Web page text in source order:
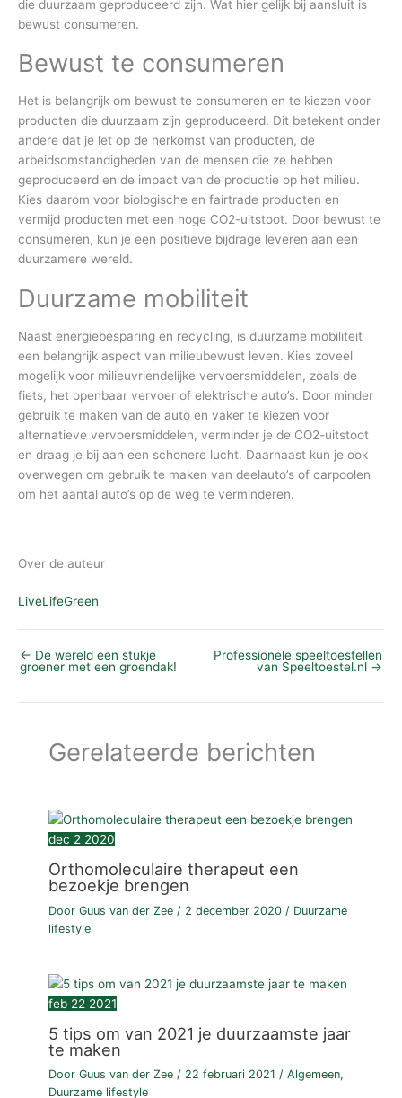
die duurzaam geproduceerd zijn. Wat hier gelijk bij aansluit is
bewust consumeren.
Bewust te consumeren
Het is belangrijk om bewust te consumeren en te kiezen voor
producten die duurzaam zijn geproduceerd. Dit betekent onder
andere dat je let op de herkomst van producten, de
arbeidsomstandigheden van de mensen die ze hebben
geproduceerd en de impact van de productie op het milieu.
Kies daarom voor biologische en fairtrade producten en
vermijd producten met een hoge CO2-uitstoot. Door bewust te
consumeren, kun je een positieve bijdrage leveren aan een
duurzamere wereld.
Duurzame mobiliteit
Naast energiebesparing en recycling, is duurzame mobiliteit
een belangrijk aspect van milieubewust leven. Kies zoveel
mogelijk voor milieuvriendelijke vervoersmiddelen, zoals de
fiets, het openbaar vervoer of elektrische auto’s. Door minder
gebruik te maken van de auto en vaker te kiezen voor
alternatieve vervoersmiddelen, verminder je de CO2-uitstoot
en draag je bij aan een schonere lucht. Daarnaast kun je ook
overwegen om gebruik te maken van deelauto’s of carpoolen
om het aantal auto’s op de weg te verminderen.
Over de auteur
LiveLifeGreen
← De wereld een stukje
groener met een groendak!
Professionele speeltoestellen
van Speeltoestel.nl →
Gerelateerde berichten
dec 2 2020
Orthomoleculaire therapeut een
bezoekje brengen
DoorGuus van der Zee / 2 december 2020 / Duurzame
lifestyle
feb 22 2021
5 tips om van 2021 je duurzaamste jaar
te maken
DoorGuus van der Zee/ 22 februari 2021/Algemeen,
Duurzame lifestyle